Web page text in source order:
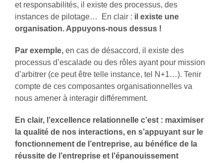
et responsabilités, il existe des processus, des
instances de pilotage… En clair : il existe une
organisation. Appuyons-nous dessus !
Par exemple, en cas de désaccord, il existe des
processus d’escalade ou des rôles ayant pour mission
d’arbitrer (ce peut être telle instance, tel N+1…). Tenir
compte de ces composantes organisationnelles va
nous amener à interagir différemment.
En clair, l’excellence relationnelle c’est : maximiser
la qualité de nos interactions, en s’appuyant sur le
fonctionnement de l’entreprise, au bénéfice de la
réussite de l’entreprise et l’épanouissement